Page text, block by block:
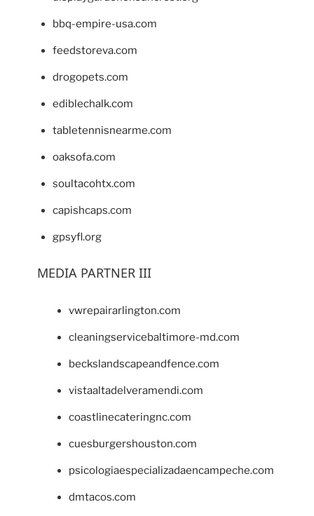
bbq-empire-usa.com
feedstoreva.com
drogopets.com
ediblechalk.com
tabletennisnearme.com
oaksofa.com
soultacohtx.com
capishcaps.com
gpsyfl.org
MEDIA PARTNER III
vwrepairarlington.com
cleaningservicebaltimore-md.com
beckslandscapeandfence.com
vistaaltadelveramendi.com
coastlinecateringnc.com
cuesburgershouston.com
psicologiaespecializadaencampeche.com
dmtacos.com